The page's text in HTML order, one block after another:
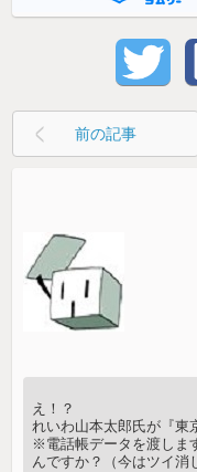
前の記事
え！？
れいわ山本太郎氏が『東
※電話帳データを渡しま
んですか？（今はツイ消